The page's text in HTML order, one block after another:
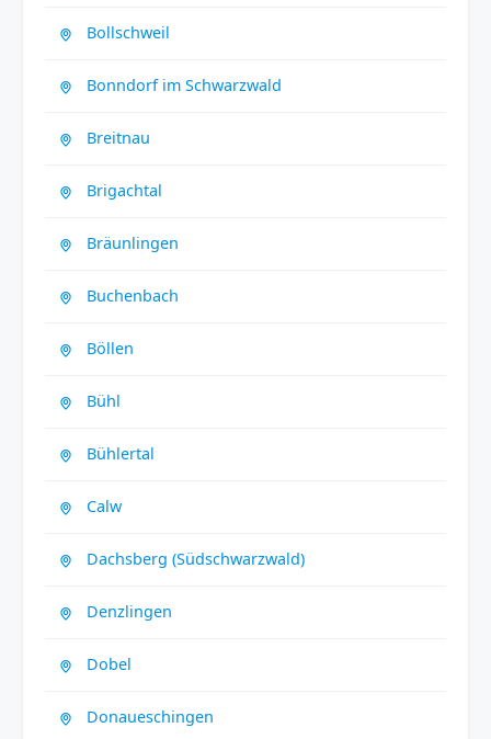
Bollschweil
Bonndorf im Schwarzwald
Breitnau
Brigachtal
Bräunlingen
Buchenbach
Böllen
Bühl
Bühlertal
Calw
Dachsberg (Südschwarzwald)
Denzlingen
Dobel
Donaueschingen